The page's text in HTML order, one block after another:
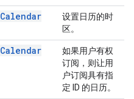
Calendar
设置日历的时
区。
Calendar
如果用户有权
订阅，则让用
户订阅具有指
定 ID 的日历。